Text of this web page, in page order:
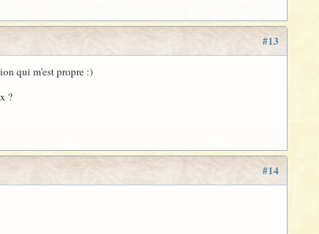
#13
qui m'est propre :)
?
#14